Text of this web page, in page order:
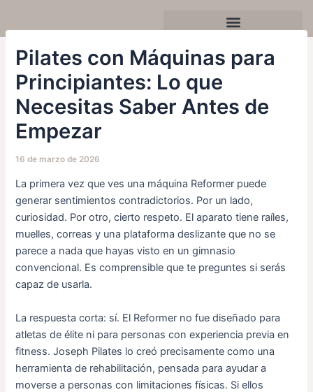
contenido
Pilates con Máquinas para
Principiantes: Lo que
Necesitas Saber Antes de
Empezar
16 de marzo de 2026
La primera vez que ves una máquina Reformer puede
generar sentimientos contradictorios. Por un lado,
curiosidad. Por otro, cierto respeto. El aparato tiene raíles,
muelles, correas y una plataforma deslizante que no se
parece a nada que hayas visto en un gimnasio
convencional. Es comprensible que te preguntes si serás
capaz de usarla.
La respuesta corta: sí. El Reformer no fue diseñado para
atletas de élite ni para personas con experiencia previa en
fitness. Joseph Pilates lo creó precisamente como una
herramienta de rehabilitación, pensada para ayudar a
moverse a personas con limitaciones físicas. Si ellos
entradas